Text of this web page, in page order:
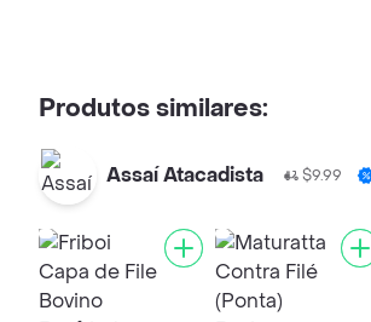
Produtos similares:
Assaí Atacadista $9.99